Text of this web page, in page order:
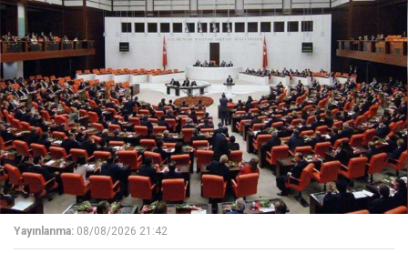
Yayınlanma: 08/08/2026 21:42